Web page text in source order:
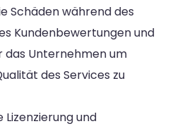
Schäden während des
Kundenbewertungen und
Unternehmen um
des Services zu
und